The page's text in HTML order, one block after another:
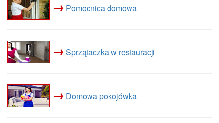
→ Pomocnica domowa
→ Sprzątaczka w restauracji
→ Domowa pokojówka